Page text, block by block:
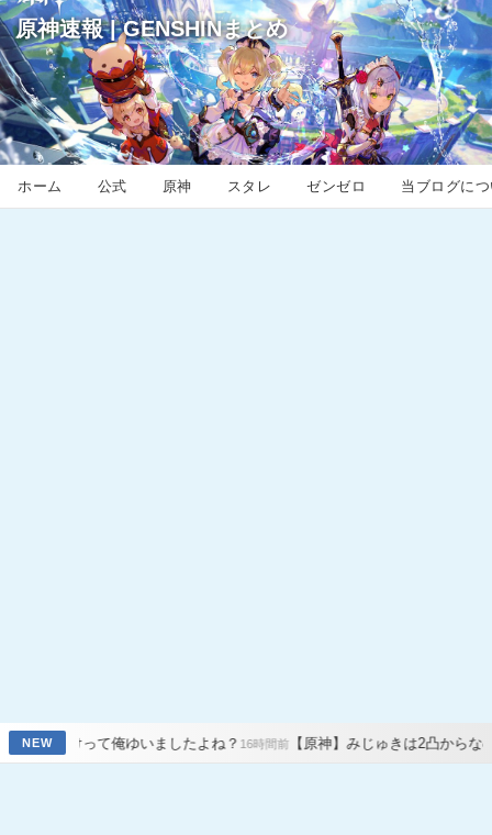
原神速報 | GENSHINまとめ
ホーム 公式 原神 スタレ ゼンゼロ 当ブログに
NEW
ゆいましたよね？16時間前【原神】みじゅきは2凸からなの？無凸じゃだめ